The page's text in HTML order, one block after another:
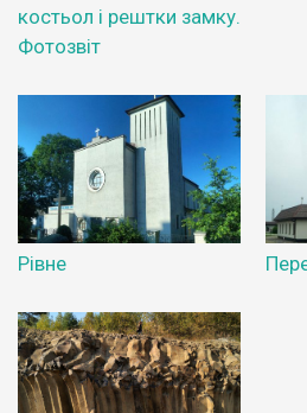
костьол і рештки замку.
Фотозвіт
Рівне